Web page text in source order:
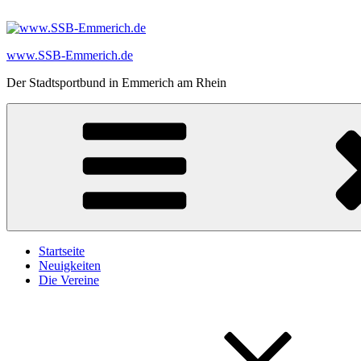
Inhalt
www.SSB-Emmerich.de
Der Stadtsportbund in Emmerich am Rhein
Startseite
Neuigkeiten
Die Vereine